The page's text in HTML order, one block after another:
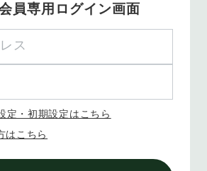
員専用ログイン画面
定・初期設定はこちら
はこちら